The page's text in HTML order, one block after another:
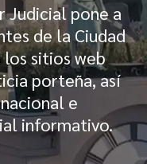
personal y
Judicial pone a
de la Ciudad
los sitios web
porteña, así
e
informativo.